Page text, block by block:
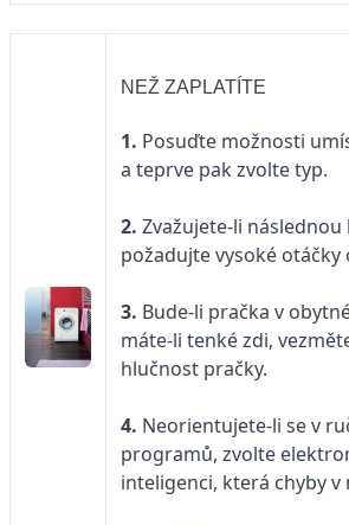
NEŽ ZAPLATÍTE
1. Posuďte možnosti
a teprve pak zvolte typ.
2. Zvažujete-li následnou
požadujte vysoké otáčky
3. Bude-li pračka v
máte-li tenké zdi,
hlučnost pračky.
4. Neorientujete-li se v
programů, zvolte
inteligenci, která chyby v